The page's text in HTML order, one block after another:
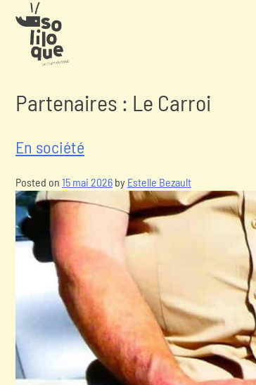
Partenaires : Le Carroi
En société
Posted on 15 mai 2026 by Estelle Bezault